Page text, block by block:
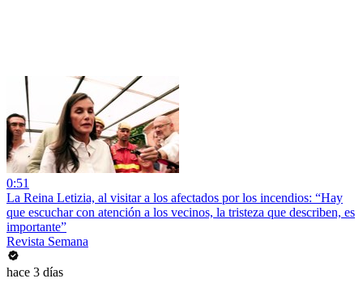
0:51
La Reina Letizia, al visitar a los afectados por los incendios: “Hay
que escuchar con atención a los vecinos, la tristeza que describen, es
importante”
Revista Semana
hace 3 días